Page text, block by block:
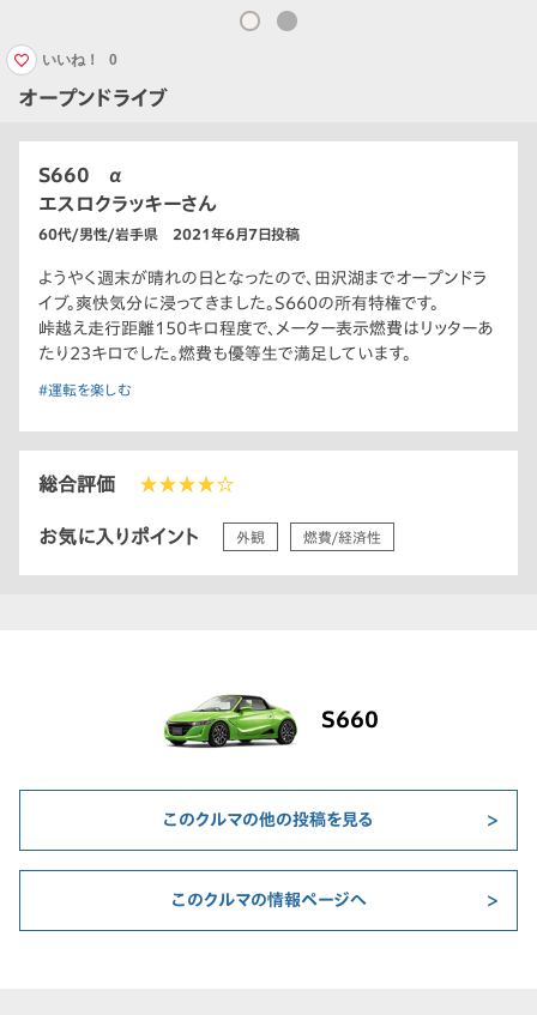
オープンドライブ
いいね！ 0
S660 α
エスロクラッキーさん
60代/男性/岩手県 2021年6月7日投稿
ようやく週末が晴れの日となったので、田沢湖までオープンドラ
イブ。爽快気分に浸ってきました。S660の所有特権です。
峠越え走行距離150キロ程度で、メーター表示燃費はリッターあ
たり23キロでした。燃費も優等生で満足しています。
#運転を楽しむ
総合評価 ★★★★☆
お気に入りポイント 外観 燃費/経済性
S660
このクルマの他の投稿を見る
このクルマの情報ページへ